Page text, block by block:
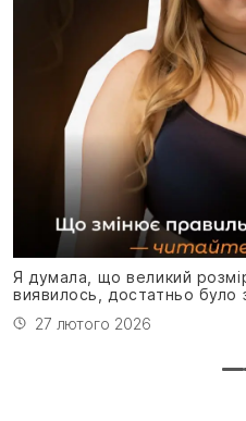
Я думала, що великий
виявилось, достатньо було
27 лютого 2026